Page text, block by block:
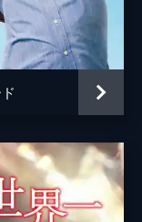
ジョシュ・ペンス
トレヴァー・リサウアー
デイミアン・チャゼル
ジャスティン・ハーウィッツ
フレッド・バーガー